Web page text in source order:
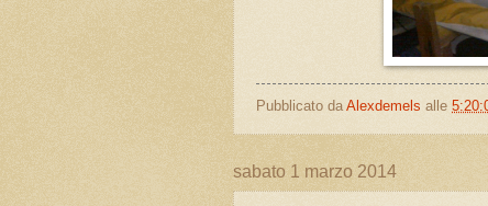
Pubblicato da Alexdemels alle
sabato 1 marzo 2014